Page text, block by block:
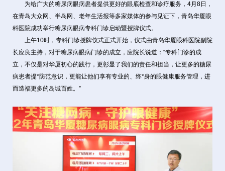
为给广大的糖尿病眼病患者提供更好的眼底检查和诊疗服务，4月8日，
在青岛大众网、半岛网、老年生活报等多家媒体的参与见证下，青岛华厦眼
科医院成功举行糖尿病眼病专科门诊启动暨授牌仪式。
上午10时，专科门诊授牌仪式正式开始，仪式由青岛华厦眼科医院副院
长应良主持，对于糖尿病眼病门诊的成立，应院长说道：“专科门诊的成
立，不仅是对华厦初心的践行，更彰显了我们的责任和担当，让更多的糖尿
病患者提*防范意识，更能让他们享有专业的、终*身的眼健康服务管理，进
而造福更多的岛城百姓。”